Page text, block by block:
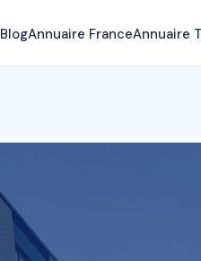
BlogAnnuaire FranceAnnuaire